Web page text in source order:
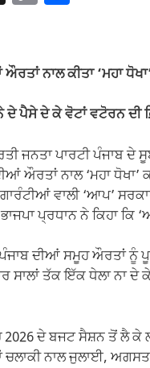
y
n
k
e
ਨਾਲ ਕੀਤਾ ‘ਮਹਾ
ਦੇ ਪੈਸੇ ਦੇ ਕੇ ਵੋਟਾਂ ਵਟੋਰਨ ਦੀ
ਜਨਤਾ ਪਾਰਟੀ ਪੰਜਾਬ
ਔਰਤਾਂ ਨਾਲ ‘ਮਹਾ
ਵਾਲੀ ‘ਆਪ’
ਪ੍ਰਧਾਨ ਨੇ ਕਿਹਾ ਕਿ
ਪੰਜਾਬ ਦੀਆਂ ਸਮੂਹ ਔਰਤਾਂ
ਸਾਲਾਂ ਤੱਕ ਇੱਕ ਧੇਲਾ ਨਾ ਦੇ
2026 ਦੇ ਬਜਟ ਸੈਸ਼ਨ ਤੋਂ ਲੈ
ਚਲਾਕੀ ਨਾਲ ਜੁਲਾਈ,